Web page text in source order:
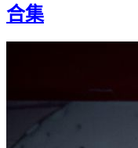
合集